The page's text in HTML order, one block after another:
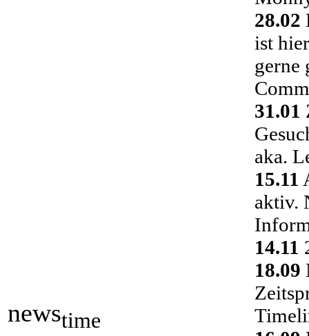
newstime
28.02
ist
gerne
31.01
aka.
15.11
aktiv.
14.11
18.09